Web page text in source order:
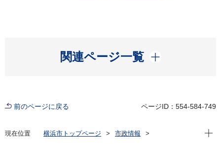
関連ページ一覧
開く
前のページに戻る ページID：554-584-749
現在位置 横浜市トップページ
市政情報
現在